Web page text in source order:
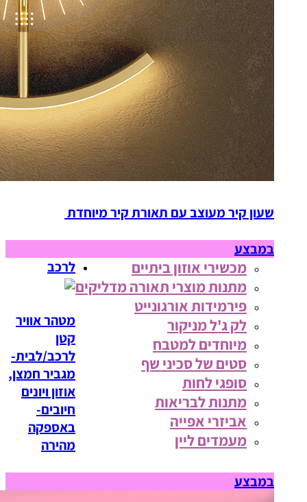
שעון קיר מעוצב עם תאורת קיר מיוחדת
במבצע
מכשירי אוזון ביתיים
מתנות מוצרי תאורה מדליקים
פירמידות אורגונייט
לק ג'ל מניקור
מיוחדים למטבח
סטים של סכיני שף
סופגי לחות
מתנות לבריאות
אביזרי אפייה
מעמדים ליין
לרכב
מטהר אוויר
קטן
לרכב/לבית-
מגביר חמצן,
אוזון ויונים
חיובים-
באספקה
מהירה
במבצע